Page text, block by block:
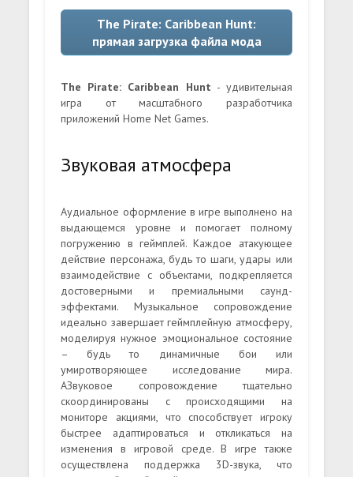
The Pirate: Caribbean Hunt:
прямая загрузка файла мода
The Pirate: Caribbean Hunt - удивительная
игра от масштабного разработчика
приложений Home Net Games.
Звуковая атмосфера
Аудиальное оформление в игре выполнено на
выдающемся уровне и помогает полному
погружению в геймплей. Каждое атакующее
действие персонажа, будь то шаги, удары или
взаимодействие с объектами, подкрепляется
достоверными и премиальными саунд-
эффектами. Музыкальное сопровождение
идеально завершает геймплейную атмосферу,
моделируя нужное эмоциональное состояние
– будь то динамичные бои или
умиротворяющее исследование мира.
АЗвуковое сопровождение тщательно
скоординированы с происходящими на
мониторе акциями, что способствует игроку
быстрее адаптироваться и откликаться на
изменения в игровой среде. В игре также
осуществлена поддержка 3D-звука, что